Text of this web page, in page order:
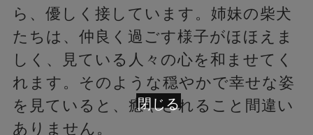
ら、優しく接しています。姉妹の柴犬
たちは、仲良く過ごす様子がほほえま
しく、見ている人々の心を和ませてく
れます。そのような穏やかで幸せな姿
を見ていると、癒やされること間違い
ありません。
閉じる